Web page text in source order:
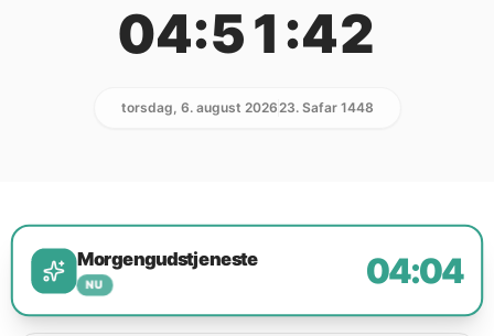
04:51:42
torsdag, 6. august 202623. Safar 1448
Morgengudstjeneste
NU 04:04